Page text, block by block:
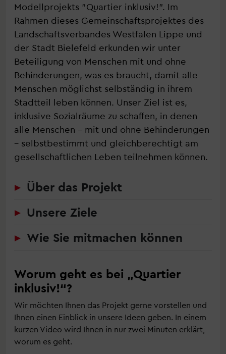
Modellprojekts "Quartier inklusiv!". Im
Rahmen dieses Gemeinschaftsprojektes des
Landschaftsverbandes Westfalen Lippe und
der Stadt Bielefeld erkunden wir unter
Beteiligung von Menschen mit und ohne
Behinderungen, was es braucht, damit alle
Menschen möglichst selbständig in ihrem
Stadtteil leben können. Unser Ziel ist es,
inklusive Sozialräume zu schaffen, in denen
alle Menschen – mit und ohne Behinderungen
– selbstbestimmt und gleichberechtigt am
gesellschaftlichen Leben teilnehmen können.
Über das Projekt
Unsere Ziele
Wie Sie mitmachen können
Worum geht es bei „Quartier
inklusiv!“?
Wir möchten Ihnen das Projekt gerne vorstellen und
Ihnen einen Einblick in unsere Ideen geben. In einem
kurzen Video wird Ihnen in nur zwei Minuten erklärt,
worum es geht.